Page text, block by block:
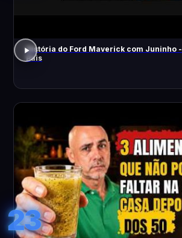
História do Ford Maverick com Juninho
Pais
23